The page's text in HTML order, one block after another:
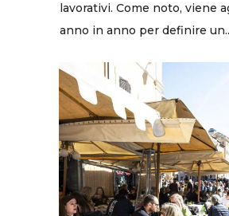
lavorativi. Come noto, viene
anno in anno per definire